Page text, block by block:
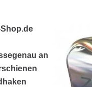
an